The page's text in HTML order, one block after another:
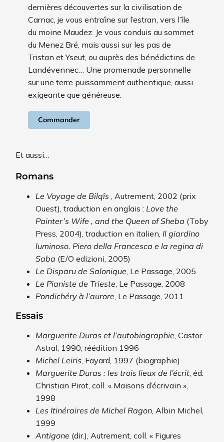
dernières découvertes sur la civilisation de
Carnac, je vous entraîne sur l’estran, vers l’île
du moine Maudez. Je vous conduis au sommet
du Menez Bré, mais aussi sur les pas de
Tristan et Yseut, ou auprès des bénédictins de
Landévennec… Une promenade personnelle
sur une terre puissamment authentique, aussi
exigeante que généreuse.
Commander
Et aussi…
Romans
Le Voyage de Bilqîs , Autrement, 2002 (prix
Ouest), traduction en anglais : Love the
Painter’s Wife , and the Queen of Sheba (Toby
Press, 2004), traduction en italien, Il giardino
luminoso. Piero della Francesca e la regina di
Saba (E/O edizioni, 2005)
Le Disparu de Salonique , Le Passage, 2005
Le Pianiste de Trieste , Le Passage, 2008
Pondichéry à l’aurore , Le Passage, 2011
Essais
Marguerite Duras et l’autobiographie , Castor
Astral, 1990, réédition 1996
Michel Leiris , Fayard, 1997 (biographie)
Marguerite Duras : les trois lieux de l’écrit , éd.
Christian Pirot, coll. « Maisons d’écrivain »,
1998
Les Itinéraires de Michel Ragon , Albin Michel,
1999
Antigone (dir.), Autrement, coll. « Figures